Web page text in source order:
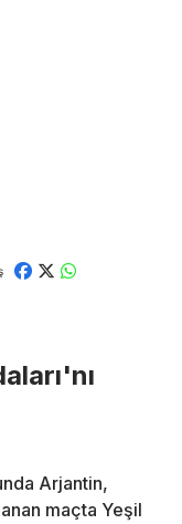
Arjantin,
maçta Yeşil